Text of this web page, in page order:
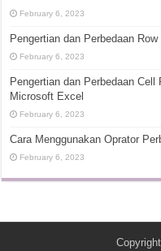
February 6, 2023
Pengertian dan Perbedaan
February 6, 2023
Pengertian dan Perbedaan
Microsoft Excel
February 6, 2023
Cara Menggunakan Oprator
February 6, 2023